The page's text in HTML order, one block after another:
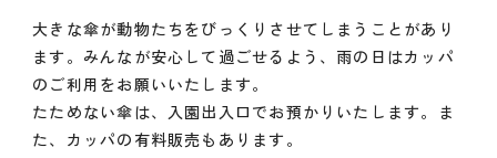
大きな傘が動物たちをびっくりさせてしまうことがあり
ます。みんなが安心して過ごせるよう、雨の日はカッパ
のご利用をお願いいたします。
たためない傘は、入園出入口でお預かりいたします。ま
た、カッパの有料販売もあります。